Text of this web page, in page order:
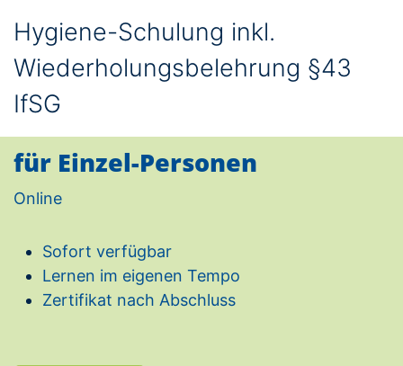
Hygiene-Schulung inkl.
Wiederholungsbelehrung §43
IfSG​
für Einzel-Personen
Online
Sofort verfügbar
Lernen im eigenen Tempo
Zertifikat nach Abschluss